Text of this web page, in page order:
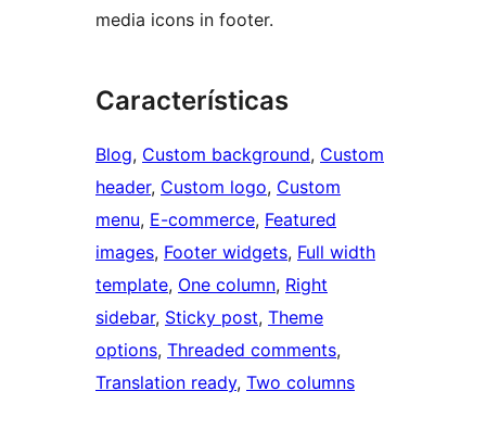
media icons in footer.
Características
Blog, Custom background, Custom
header, Custom logo, Custom
menu, E-commerce, Featured
images, Footer widgets, Full width
template, One column, Right
sidebar, Sticky post, Theme
options, Threaded comments
Translation ready, Two columns